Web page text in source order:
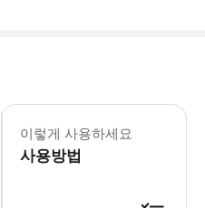
필수 안내 - 장소 특성상 장애인 방문
이렇게 사용하세요
사용방법